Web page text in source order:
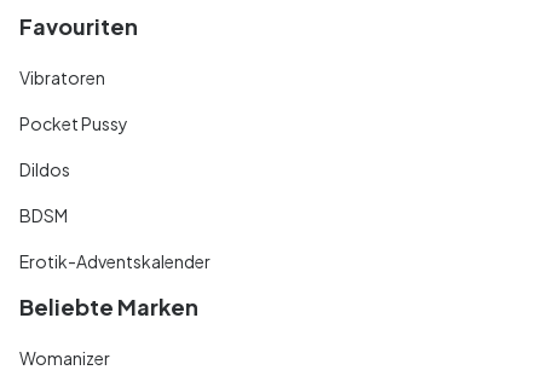
Favouriten
Vibratoren
Pocket Pussy
Dildos
BDSM
Erotik-Adventskalender
Beliebte Marken
Womanizer